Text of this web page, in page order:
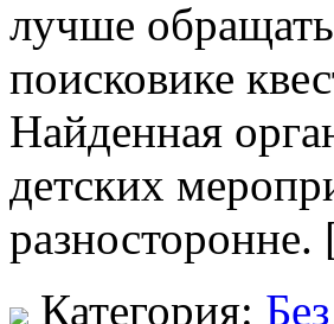
лучше
поисковике
Найденная
детских
Категория: